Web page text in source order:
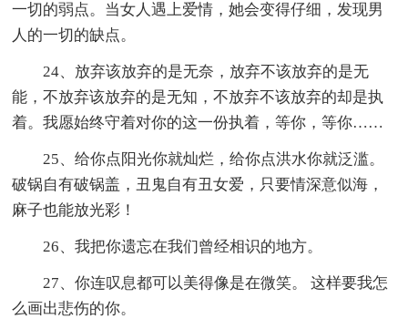
一切的弱点。当女人遇上爱情，她会变得仔细，发现男
人的一切的缺点。
24、放弃该放弃的是无奈，放弃不该放弃的是无
能，不放弃该放弃的是无知，不放弃不该放弃的却是执
着。我愿始终守着对你的这一份执着，等你，等你……
25、给你点阳光你就灿烂，给你点洪水你就泛滥。
破锅自有破锅盖，丑鬼自有丑女爱，只要情深意似海，
麻子也能放光彩！
26、我把你遗忘在我们曾经相识的地方。
27、你连叹息都可以美得像是在微笑。 这样要我怎
么画出悲伤的你。